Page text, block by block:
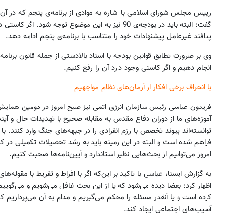
رییس مجلس شورای اسلامی با اشاره به موادی از برنامه‌ی پنجم که در
گفت: البته باید در بودجه‌ی 90 نیز به این موضوع
پدافند غیرعامل پیشنهادات خود را متناسب با برنامه‌ی پنجم ادامه دهد.
وی بر ضرورت تطابق قوانین بودجه با اسناد بالادستی از جمله قانون
انجام دهیم و اگر کاستی وجود دارد آن را رفع کنیم.
با انحراف برخی افکار از آرمان‌های نظام مواجهیم
فریدون عباسی رئیس سازمان انرژی اتمی نیز صبح امروز در دومین همایش
آموزه‌های ما از دوران دفاع مقدس به مقابله صحیح با تهدیدات حال و
توانسته‌اند پیوند تخصص با رزم انفرادی را در جبهه‌های جنگ وارد کنند.
فراهم شده است و البته در این زمینه باید به رشد تحصیلات تکمیلی
امروز می‌توانیم از بحث‌هایی نظیر استاندارد و آیین‌نامه‌ها صحبت کنیم.
به گزارش ایسنا، عباسی با تاکید بر این‌که اگر با افراط و تفریط با
اظهار کرد: بعضا دیده می‌شود که یا از این بحث غافل می‌شویم و
کرده است و یا آنقدر مسئله را محکم می‌گیریم و مدام به آن می‌پردازیم
آسیب‌های اجتماعی ایجاد کند.